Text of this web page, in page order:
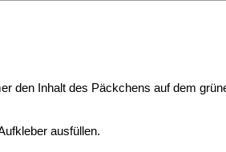
Inhalt des Päckchens auf dem
ausfüllen.